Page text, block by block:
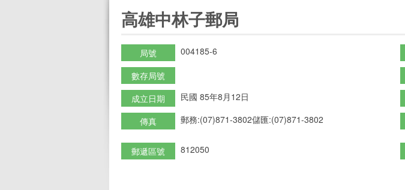
高雄中林子郵局
局號 004185-6
數存局號
成立日期 民國 85年8月12日
傳真 郵務:(07)871-3802儲匯:(07)871-3802
郵遞區號 812050